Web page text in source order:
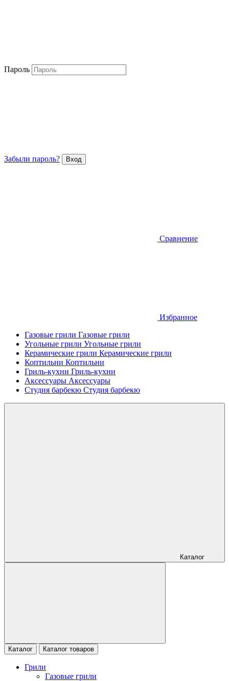
Пароль
Забыли пароль?
Сравнение
Избранное
Газовые грили Газовые грили
Угольные грили Угольные грили
Керамические грили Керамические грили
Коптильни Коптильни
Гриль-кухни Гриль-кухни
Аксессуары Аксессуары
Студия барбекю Студия барбекю
Каталог
Каталог Каталог товаров
Грили
Газовые грили